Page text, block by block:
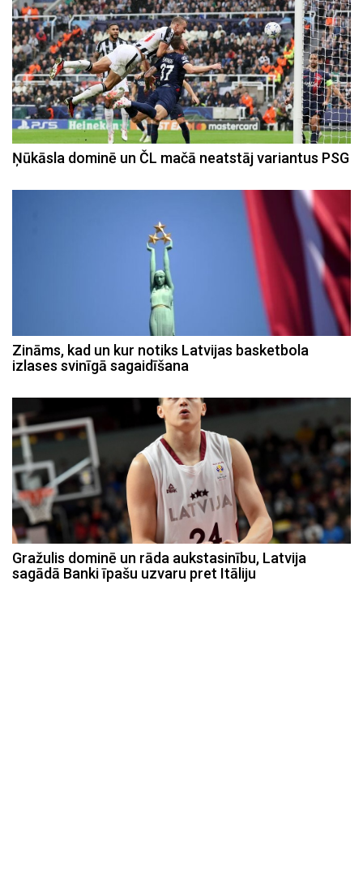
Ņūkāsla dominē un ČL mačā neatstāj variantus PSG
Zināms, kad un kur notiks Latvijas basketbola
izlases svinīgā sagaidīšana
Gražulis dominē un rāda aukstasinību, Latvija
sagādā Banki īpašu uzvaru pret Itāliju